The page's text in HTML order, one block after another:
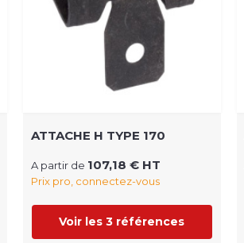
ATTACHE H TYPE 170
A partir de 107,18 € HT
Prix pro, connectez-vous
Voir les 3 références